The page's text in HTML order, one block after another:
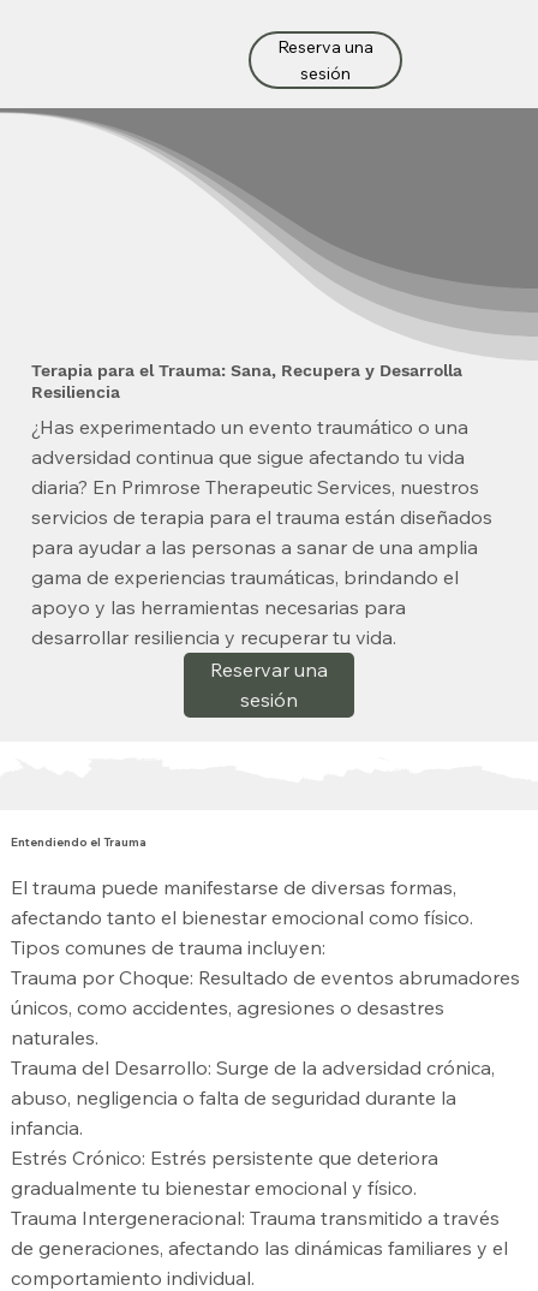
Reserva una
sesión
Terapia para el Trauma: Sana, Recupera y Desarrolla
Resiliencia
¿Has experimentado un evento traumático o una
adversidad continua que sigue afectando tu vida
diaria? En Primrose Therapeutic Services, nuestros
servicios de terapia para el trauma están diseñados
para ayudar a las personas a sanar de una amplia
gama de experiencias traumáticas, brindando el
apoyo y las herramientas necesarias para
desarrollar resiliencia y recuperar tu vida.
Reservar una
sesión
Entendiendo el Trauma
El trauma puede manifestarse de diversas formas,
afectando tanto el bienestar emocional como físico.
Tipos comunes de trauma incluyen:
Trauma por Choque: Resultado de eventos abrumadores
únicos, como accidentes, agresiones o desastres
naturales.
Trauma del Desarrollo: Surge de la adversidad crónica,
abuso, negligencia o falta de seguridad durante la
infancia.
Estrés Crónico: Estrés persistente que deteriora
gradualmente tu bienestar emocional y físico.
Trauma Intergeneracional: Trauma transmitido a través
de generaciones, afectando las dinámicas familiares y el
comportamiento individual.